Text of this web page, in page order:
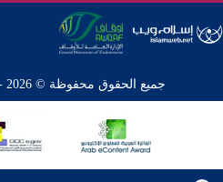
جميع الحقوق محفوظة © 2026 - 1998 لشبكة إسلام ويب